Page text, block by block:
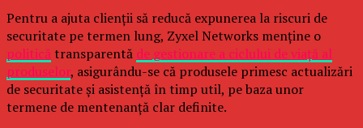
Pentru a ajuta clienții să reducă expunerea la riscuri de
securitate pe termen lung, Zyxel Networks menține o
politică transparentă de gestionare a ciclului de viață al
produselor, asigurându-se că produsele primesc actualizări
de securitate și asistență în timp util, pe baza unor
termene de mentenanță clar definite.